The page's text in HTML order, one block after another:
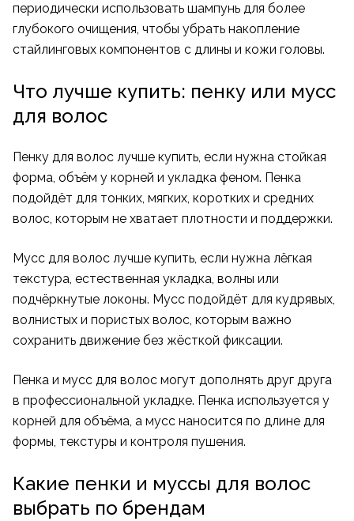
периодически использовать шампунь для более
глубокого очищения, чтобы убрать накопление
стайлинговых компонентов с длины и кожи головы.
Что лучше купить: пенку или мусс
для волос
Пенку для волос лучше купить, если нужна стойкая
форма, объём у корней и укладка феном. Пенка
подойдёт для тонких, мягких, коротких и средних
волос, которым не хватает плотности и поддержки.
Мусс для волос лучше купить, если нужна лёгкая
текстура, естественная укладка, волны или
подчёркнутые локоны. Мусс подойдёт для кудрявых,
волнистых и пористых волос, которым важно
сохранить движение без жёсткой фиксации.
Пенка и мусс для волос могут дополнять друг друга
в профессиональной укладке. Пенка используется у
корней для объёма, а мусс наносится по длине для
формы, текстуры и контроля пушения.
Какие пенки и муссы для волос
выбрать по брендам